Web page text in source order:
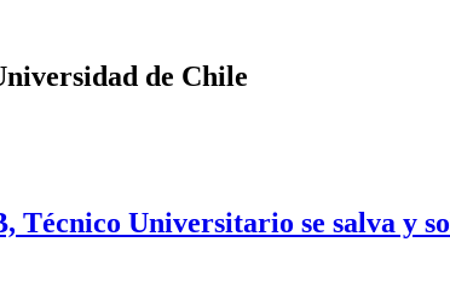
de Chile
Universitario se salva y